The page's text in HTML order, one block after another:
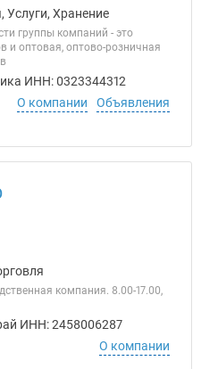
Услуги, Хранение
группы компаний - это
и оптовая, оптово-розничная
ИНН: 0323344312
О компании
Объявления
компания. 8.00-17.00,
ИНН: 2458006287
О компании